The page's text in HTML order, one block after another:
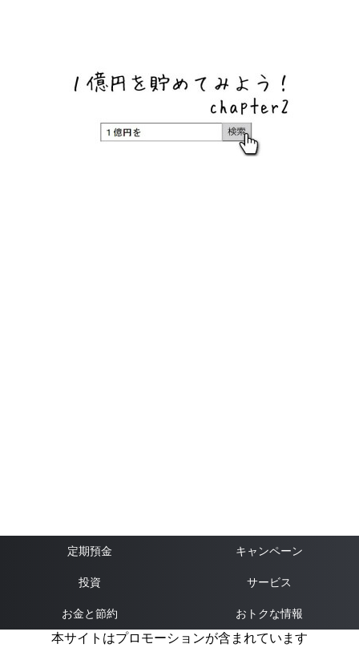
定期預金 キャンペーン
投資 サービス
お金と節約 おトクな情報
本サイトはプロモーションが含まれています